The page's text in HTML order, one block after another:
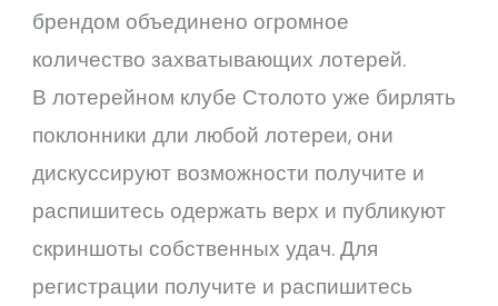
брендом объединено огромное
количество захватывающих лотерей.
В лотерейном клубе Столото уже бирлять
поклонники дли любой лотереи, они
дискуссируют возможности получите и
распишитесь одержать верх и публикуют
скриншоты собственных удач.Для
регистрации получите и распишитесь